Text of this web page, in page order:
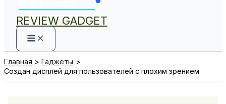
REVIEW GADGET
Главная
Гаджеты
Создан дисплей для пользователей с плохим зрением